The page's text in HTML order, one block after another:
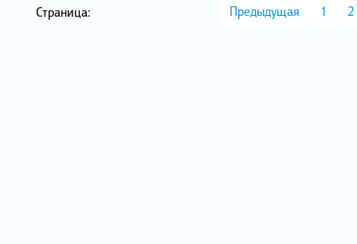
Страница: Предыдущая 1 2